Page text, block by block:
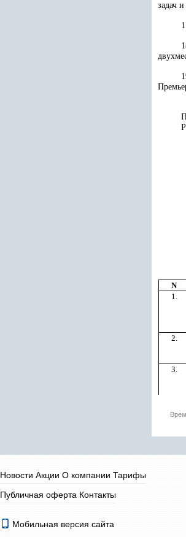
задач
N
1.
2.
3.
Новости Акции О компании Тарифы
Публичная оферта Контакты
Мобильная версия сайта